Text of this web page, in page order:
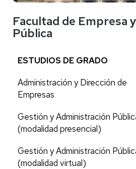
Facultad de Empresa
Pública
ESTUDIOS DE GRADO
Administración y Dirección de
Empresas
Gestión y Administración
(modalidad presencial)
Gestión y Administración
(modalidad virtual)